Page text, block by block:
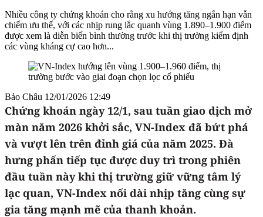
Nhiều công ty chứng khoán cho rằng xu hướng tăng ngắn hạn vẫn
chiếm ưu thế, với các nhịp rung lắc quanh vùng 1.890–1.900 điểm
được xem là diễn biến bình thường trước khi thị trường kiểm định
các vùng kháng cự cao hơn...
Bảo Châu 12/01/2026 12:49
Chứng khoán ngày 12/1, sau tuần giao dịch mở
màn năm 2026 khởi sắc, VN-Index đã bứt phá
và vượt lên trên đỉnh giá của năm 2025. Đà
hưng phấn tiếp tục được duy trì trong phiên
đầu tuần này khi thị trường giữ vững tâm lý
lạc quan, VN-Index nối dài nhịp tăng cùng sự
gia tăng mạnh mẽ của thanh khoản.